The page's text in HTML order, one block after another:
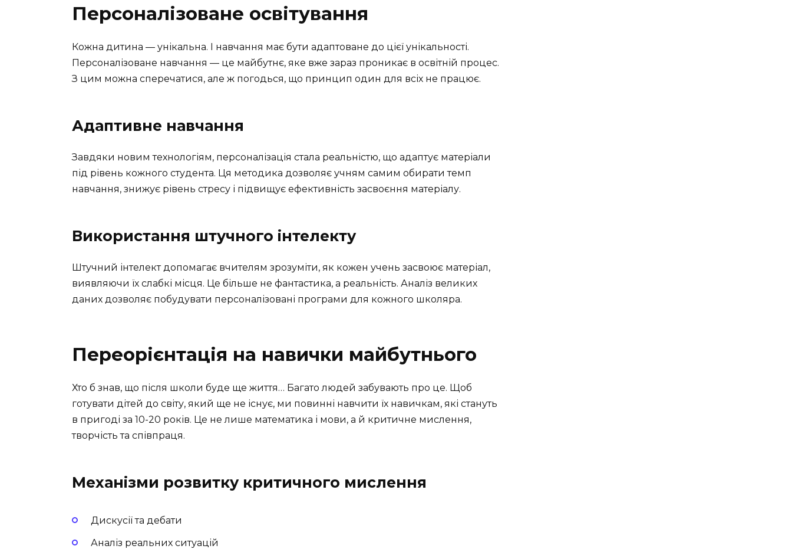
Персоналізоване освітування
Кожна дитина — унікальна. І навчання має бути адаптоване до цієї унікальності.
Персоналізоване навчання — це майбутнє, яке вже зараз проникає в освітній процес.
З цим можна сперечатися, але ж погодься, що принцип один для всіх не працює.
Адаптивне навчання
Завдяки новим технологіям, персоналізація стала реальністю, що адаптує матеріали
під рівень кожного студента. Ця методика дозволяє учням самим обирати темп
навчання, знижує рівень стресу і підвищує ефективність засвоєння матеріалу.
Використання штучного інтелекту
Штучний інтелект допомагає вчителям зрозуміти, як кожен учень засвоює матеріал,
виявляючи їх слабкі місця. Це більше не фантастика, а реальність. Аналіз великих
даних дозволяє побудувати персоналізовані програми для кожного школяра.
Переорієнтація на навички майбутнього
Хто б знав, що після школи буде ще життя… Багато людей забувають про це. Щоб
готувати дітей до світу, який ще не існує, ми повинні навчити їх навичкам, які стануть
в пригоді за 10-20 років. Це не лише математика і мови, а й критичне мислення,
творчість та співпраця.
Механізми розвитку критичного мислення
Дискусії та дебати
Аналіз реальних ситуацій